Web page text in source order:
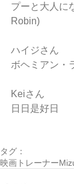
プーと大人に
Robin)
ハイジさん
ボヘミアン・
Keiさん
日日是好日
タグ：
映画 トレーナー